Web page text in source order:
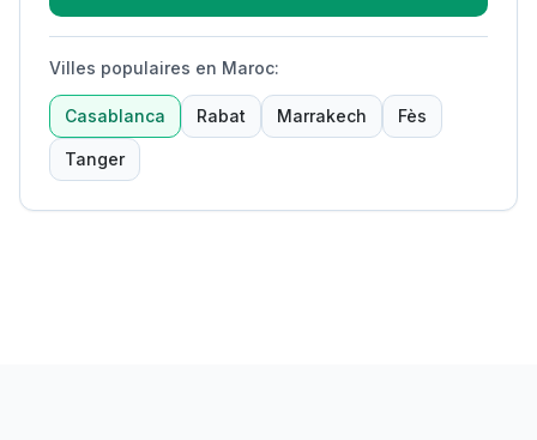
Villes populaires en Maroc:
Casablanca Rabat Marrakech Fès
Tanger